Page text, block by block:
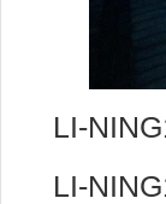
LI-
LI-